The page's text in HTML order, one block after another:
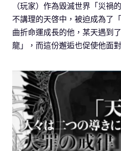
（玩家）作為毀滅世界「災禍
不講理的天啓中，被迫成為了
曲折命運成長的他，某天遇到
龍」，而這份邂逅也促使他面